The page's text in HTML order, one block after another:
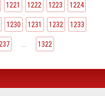
1221 1222 1223 1224
1230 1231 1232 1233
... 1322